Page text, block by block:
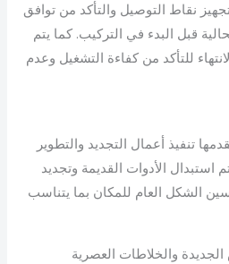
نقاط التوصيل والتأكد من توافق
قبل البدء في التركيب. كما يتم
للتأكد من كفاءة التشغيل وعدم
تنفيذ أعمال التجديد والتطوير
استبدال الأدوات القديمة وتجديد
الشكل العام للمكان بما يتناسب
والخلاطات العصرية